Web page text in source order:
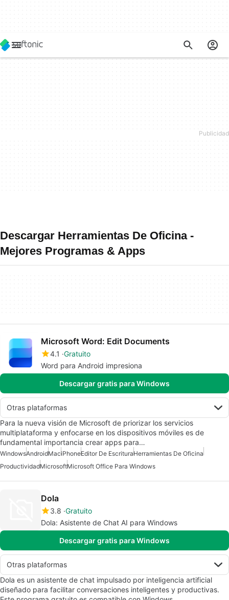
Descargar Herramientas De Oficina -
Mejores Programas & Apps
Microsoft Word: Edit Documents
4.1 Gratuito
Word para Android impresiona
Descargar gratis para Windows
Otras plataformas
Para la nueva visión de Microsoft de priorizar los servicios
multiplataforma y enfocarse en los dispositivos móviles es de
fundamental importancia crear apps para…
WindowsAndroidMaciPhoneEditor De EscrituraHerramientas De Oficina
ProductividadMicrosoftMicrosoft Office Para Windows
Dola
3.8 Gratuito
Dola: Asistente de Chat AI para Windows
Descargar gratis para Windows
Otras plataformas
Dola es un asistente de chat impulsado por inteligencia artificial
diseñado para facilitar conversaciones inteligentes y productivas.